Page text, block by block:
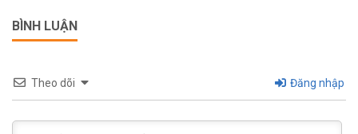
BÌNH LUẬN
Theo dõi Đăng nhập